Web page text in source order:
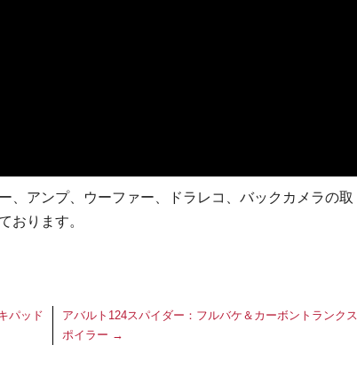
、アンプ、ウーファー、ドラレコ、バックカメラの取
おります。
パッド
アバルト124スパイダー：フルバケ＆カーボントランクス
ポイラー →